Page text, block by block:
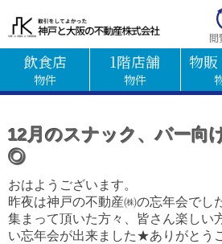
閲
飲食店
物件
1階店舗
物件
物
12月のスナック、バー向
◎
おはようございます。
昨夜は神戸の不動産㈱の忘年会でし
集まって頂いた方々、皆さん楽しい
い忘年会が出来ました★ありがとう